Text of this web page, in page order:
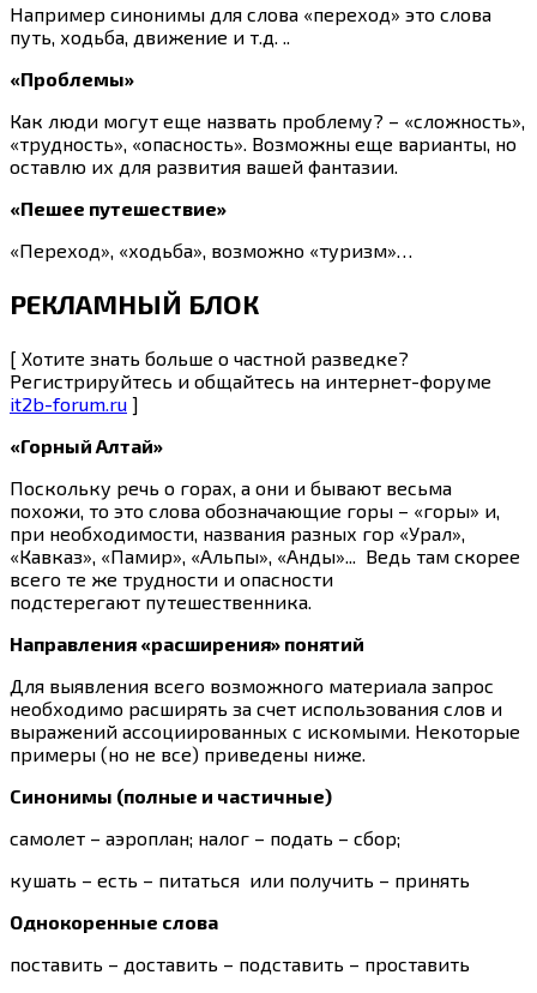
Например синонимы для слова «переход» это слова
путь, ходьба, движение и т.д. ..
«Проблемы»
Как люди могут еще назвать проблему? – «сложность»,
«трудность», «опасность». Возможны еще варианты, но
оставлю их для развития вашей фантазии.
«Пешее путешествие»
«Переход», «ходьба», возможно «туризм»…
РЕКЛАМНЫЙ БЛОК
[ Хотите знать больше о частной разведке?
Регистрируйтесь и общайтесь на интернет-форуме
it2b-forum.ru ]
«Горный Алтай»
Поскольку речь о горах, а они и бывают весьма
похожи, то это слова обозначающие горы – «горы» и,
при необходимости, названия разных гор «Урал»,
«Кавказ», «Памир», «Альпы», «Анды»... Ведь там скорее
всего те же трудности и опасности
подстерегают путешественника.
Направления «расширения» понятий
Для выявления всего возможного материала запрос
необходимо расширять за счет использования слов и
выражений ассоциированных с искомыми. Некоторые
примеры (но не все) приведены ниже.
Синонимы (полные и частичные)
самолет – аэроплан; налог – подать – сбор;
кушать – есть – питаться или получить – принять
Однокоренные слова
поставить – доставить – подставить – проставить